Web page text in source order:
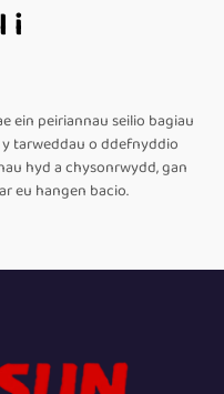
i
ein peiriannau seilio bagiau
tarweddau o ddefnyddio
hyd a chysonrwydd, gan
eu hangen bacio.